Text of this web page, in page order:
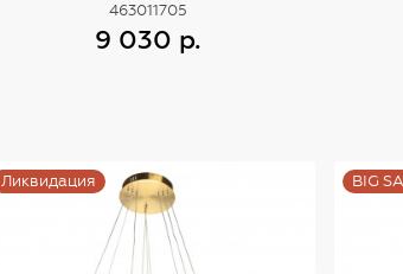
463011705
9 030 р.
Ликвидация BIG